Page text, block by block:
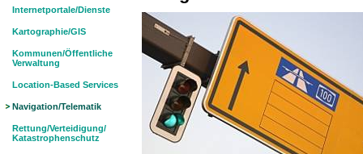
Internetportale/Dienste
Kartographie/GIS
Kommunen/Öffentliche
Verwaltung
Location-Based Services
Navigation/Telematik
Rettung/Verteidigung/
Katastrophenschutz